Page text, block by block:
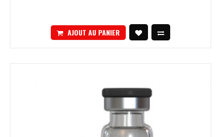
AJOUT AU PANIER